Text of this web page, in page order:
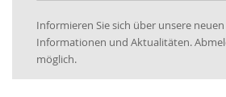
16.01.2017:JETZT NEU- Visa &
Maestro)
12.01.2017:JETZT NEU- giropay,
Informieren Sie sich über unsere
Informationen und Aktualitäten.
möglich.